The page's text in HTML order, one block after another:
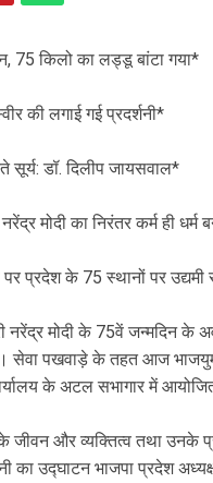
75 किलो का लड्डू बांटा गया*
की लगाई गई प्रदर्शनी*
सूर्य: डॉ. दिलीप जायसवाल*
मोदी का निरंतर कर्म ही
पर प्रदेश के 75 स्थानों पर
मोदी के 75वें जन्मदिन के
पखवाड़े के तहत आज भाजयुमो
के अटल सभागार में
जीवन और व्यक्तित्व तथा उनके
का उद्घाटन भाजपा प्रदेश